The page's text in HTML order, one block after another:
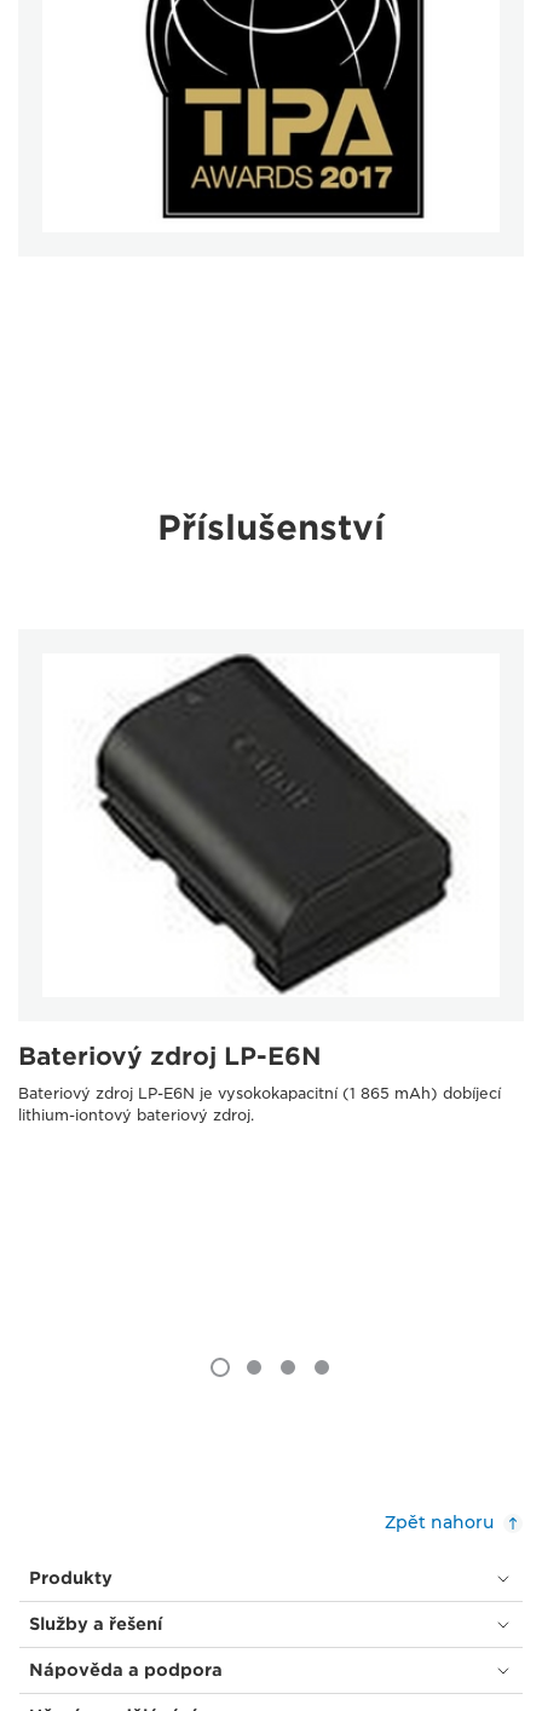
Příslušenství
Bateriový zdroj LP-E6N
Bateriový zdroj LP-E6N je vysokokapacitní (1 865 mAh) dobíjecí
lithium-iontový bateriový zdroj.
Zpět nahoru
Produkty
Služby a řešení
Nápověda a podpora